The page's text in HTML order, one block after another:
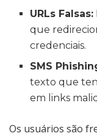
URLs Falsas:
que
credenciais.
SMS
texto que
em links
Os usuários são